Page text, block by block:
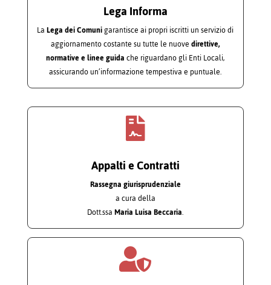
Lega Informa
LaLega dei Comunigarantisce ai propri iscritti un servizio di
aggiornamento costante su tutte le nuovedirettive,
normative e linee guidache riguardano gli Enti Locali,
assicurando un’informazione tempestiva e puntuale.

Appalti e Contratti
Rassegna giurisprudenziale
a cura della
Dott.ssaMaria Luisa Beccaria.
